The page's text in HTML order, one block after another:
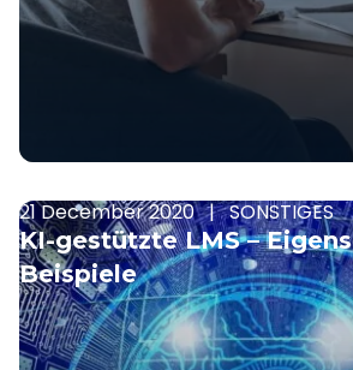
21 December 2020 | SONSTIGES
KI-gestützte LMS –
Beispiele
Vorherige